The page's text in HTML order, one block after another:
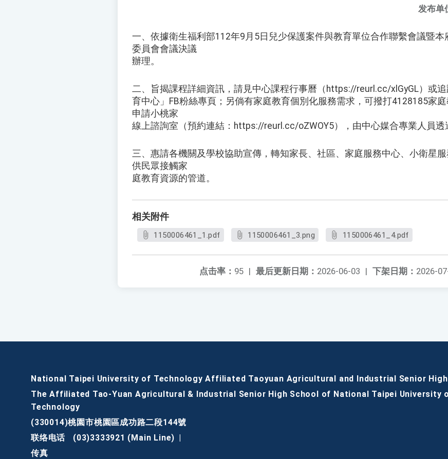
发布单
一、依據衛生福利部112年9月5日兒少保護案件與教育單位合作聯繫會議暨
委員會會議決議
辦理。
二、旨揭課程詳細資訊，請見中心課程行事曆（https://reurl.cc/xlGyGL）或
育中心」FB粉絲專頁；另倘有家庭教育個別化服務需求，可撥打4128185家
申請小桃家
線上諮詢室（預約連結：https://reurl.cc/oZWOY5），由中心媒合專業人員透
三、惠請各機關及學校協助宣傳，轉知家長、社區、家庭服務中心、小衛星
供民眾接觸家
庭教育資源的管道。
相关附件
1150006461_1.pdf 1150006461_3.png 1150006461_4.pdf
下架日期： 2026-
最后更新日期： 2026-06-03 |
点击率： 95 |
National Taipei University of Technology Affiliated Taoyuan Agricultural and Industrial Senior High
The Affiliated Tao-Yuan Agricultural & Industrial Senior High School of National Taipei University
Technology
(330014)桃園市桃園區成功路二段144號
联络电话
(03)3333921 (Main Line)
传真